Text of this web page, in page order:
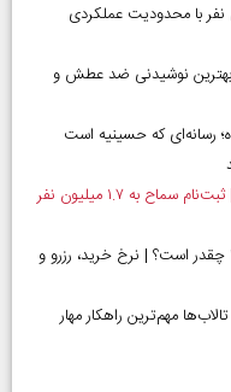
ایران | بیش از ۱۰.۵ میلیون نفر با محدودیت عملکردی
بهترین نوشیدنی ضد عطش و
رسانه‌ای که حسینیه است
آغاز رسمی برنامه‌های اربعین ۱۴۰۵ در مرز‌ها | ثبت‌نام سماح به ۱.۷ میلیون نفر
قیمت قبر در بهشت زهرا (س) در سال ۱۴۰۵ چقدر است؟ | نرخ خرید، رزرو و
مهم‌ترین راهکار مهار